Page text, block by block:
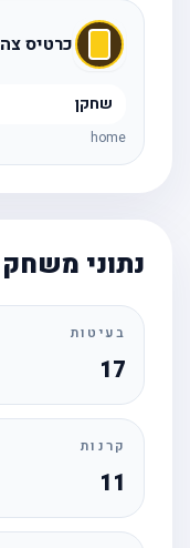
כרטיס צהוב
שחקן
home
נתוני משחק
בעיטות
17
קרנות
11